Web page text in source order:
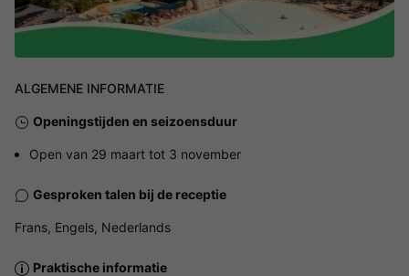
ALGEMENE INFORMATIE
Openingstijden en seizoensduur
Open van 29 maart tot 3 november
Gesproken talen bij de receptie
Frans, Engels, Nederlands
Praktische informatie